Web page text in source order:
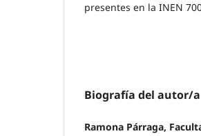
presentes en la INEN
Biografía del autor/a
Ramona Párraga,